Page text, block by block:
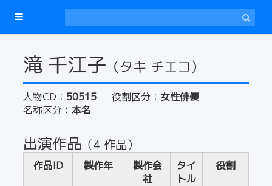
滝 千江子 （タキ チエコ）
人物CD： 50515 役割区分： 女性俳優
名称区分： 本名
出演作品 （4 作品）
作品ID 製作年
製作会
社
タイ
トル
役割